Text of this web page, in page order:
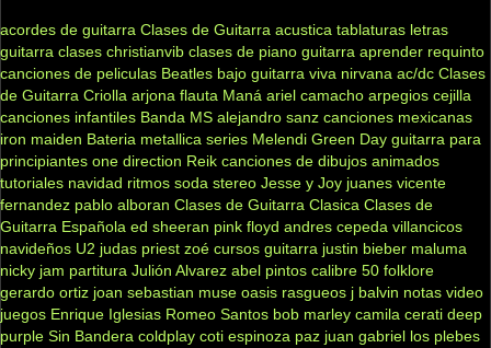
acordes de guitarra Clases de Guitarra acustica tablaturas letras
guitarra clases christianvib clases de piano guitarra aprender requinto
canciones de peliculas Beatles bajo guitarra viva nirvana ac/dc Clases
de Guitarra Criolla arjona flauta Maná ariel camacho arpegios cejilla
canciones infantiles Banda MS alejandro sanz canciones mexicanas
iron maiden Bateria metallica series Melendi Green Day guitarra para
principiantes one direction Reik canciones de dibujos animados
tutoriales navidad ritmos soda stereo Jesse y Joy juanes vicente
fernandez pablo alboran Clases de Guitarra Clasica Clases de
Guitarra Española ed sheeran pink floyd andres cepeda villancicos
navideños U2 judas priest zoé cursos guitarra justin bieber maluma
nicky jam partitura Julión Alvarez abel pintos calibre 50 folklore
gerardo ortiz joan sebastian muse oasis rasgueos j balvin notas video
juegos Enrique Iglesias Romeo Santos bob marley camila cerati deep
purple Sin Bandera coldplay coti espinoza paz juan gabriel los plebes